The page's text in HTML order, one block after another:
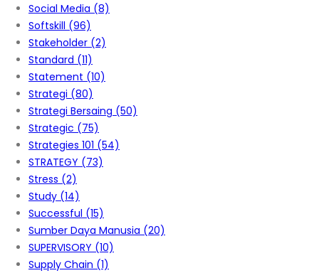
Social Media (8)
Softskill (96)
Stakeholder (2)
Standard (11)
Statement (10)
Strategi (80)
Strategi Bersaing (50)
Strategic (75)
Strategies 101 (54)
STRATEGY (73)
Stress (2)
Study (14)
Successful (15)
Sumber Daya Manusia (20)
SUPERVISORY (10)
Supply Chain (1)